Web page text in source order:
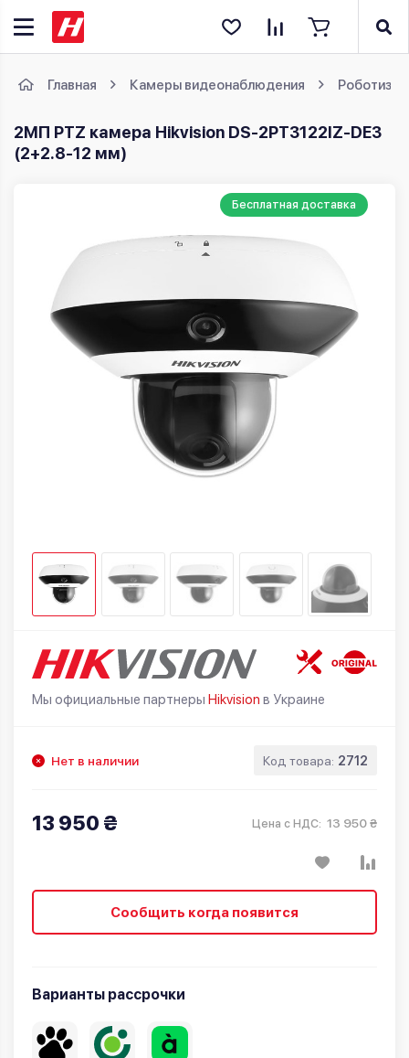
Главная Камеры видеонаблюдения
2МП PTZ камера Hikvision DS-2PT3122IZ-DE3
(2+2.8-12 мм)
Бесплатная доставка
Мы официальные партнеры Hikvision в Украине
Нет в наличии Код товара: 2712
13 950 ₴ Цена с НДС: 13 950 ₴
Сообщить когда появится
Варианты рассрочки